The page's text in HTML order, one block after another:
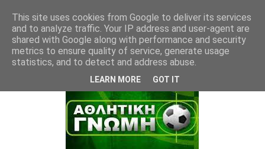
This site uses cookies from Google to deliver its services
and to analyze traffic. Your IP address and user-agent are
shared with Google along with performance and security
metrics to ensure quality of service, generate usage
statistics, and to detect and address abuse.
LEARN MORE GOT IT